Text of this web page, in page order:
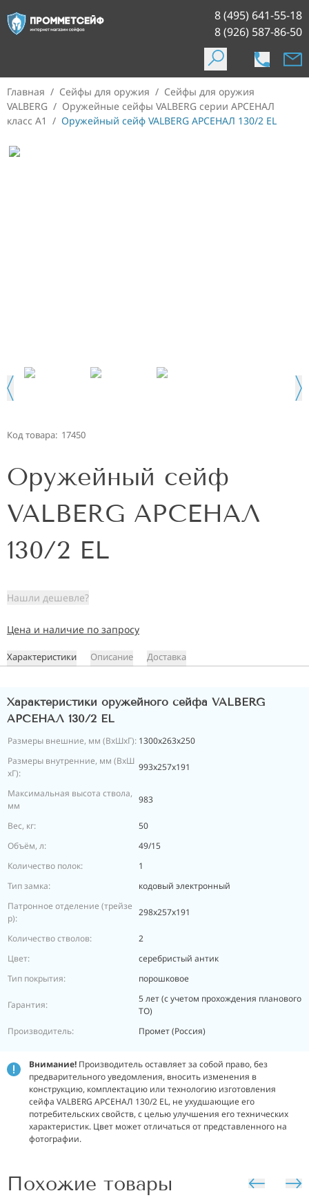
8 (495) 641-55-18
8 (926) 587-86-50
Главная / Сейфы для оружия / Сейфы для оружия
VALBERG / Оружейные сейфы VALBERG серии АРСЕНАЛ
класс А1 / Оружейный сейф VALBERG АРСЕНАЛ 130/2 EL
Код товара: 17450
Оружейный сейф
VALBERG АРСЕНАЛ
130/2 EL
Нашли дешевле?
Цена и наличие по запросу
Характеристики Описание Доставка
Характеристики оружейного сейфа VALBERG
АРСЕНАЛ 130/2 EL
Размеры внешние, мм (ВхШхГ): 1300x263x250
Размеры внутренние, мм (ВхШ
хГ):
993x257x191
Максимальная высота ствола,
мм
983
Вес, кг:
50
Объём, л:
49/15
Количество полок:
1
Тип замка:
кодовый электронный
Патронное отделение (трейзе
р):
298х257х191
Количество стволов:
2
Цвет:
серебристый антик
Тип покрытия:
порошковое
Гарантия:
5 лет (с учетом прохождения планового
ТО)
Производитель:
Промет (Россия)
Внимание! Производитель оставляет за собой право, без
предварительного уведомления, вносить изменения в
конструкцию, комплектацию или технологию изготовления
сейфа VALBERG АРСЕНАЛ 130/2 EL, не ухудшающие его
потребительских свойств, с целью улучшения его технических
характеристик. Цвет может отличаться от представленного на
фотографии.
Похожие товары